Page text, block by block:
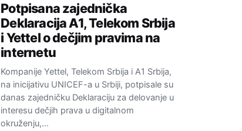
Potpisana zajednička
Deklaracija A1, Telekom Srbija
i Yettel o dečjim pravima na
internetu
Kompanije Yettel, Telekom Srbija i A1 Srbija,
na inicijativu UNICEF-a u Srbiji, potpisale su
danas zajedničku Deklaraciju za delovanje u
interesu dečjih prava u digitalnom
okruženju,…